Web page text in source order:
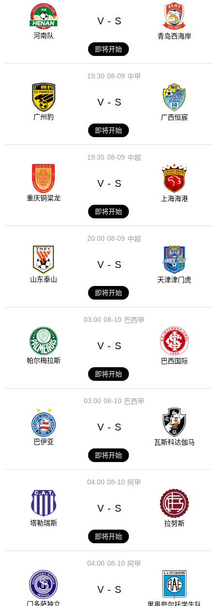
河南队
V - S
青岛西海岸
即将开始
08-09
19:30 中甲
广州豹
V - S
广西恒宸
即将开始
08-09
19:35 中超
重庆铜梁龙
V - S
上海海港
即将开始
08-09
20:00 中超
山东泰山
V - S
天津津门虎
即将开始
08-10
03:00 巴西甲
帕尔梅拉斯
V - S
巴西国际
即将开始
08-10
03:00 巴西甲
巴伊亚
V - S
瓦斯科达伽马
即将开始
08-10
04:00 阿甲
塔勒瑞斯
V - S
拉努斯
即将开始
08-10
04:00 阿甲
门多萨独立
V - S